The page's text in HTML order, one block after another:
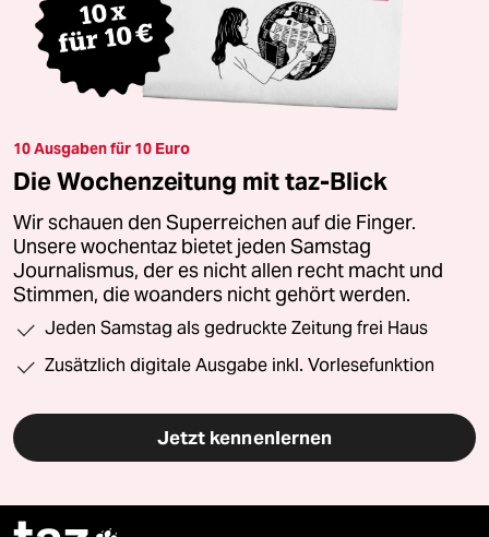
10 Ausgaben für 10 Euro
Die Wochenzeitung mit taz-Blick
Wir schauen den Superreichen auf die Finger.
Unsere wochentaz bietet jeden Samstag
Journalismus, der es nicht allen recht macht und
Stimmen, die woanders nicht gehört werden.
Jeden Samstag als gedruckte Zeitung frei Haus
Zusätzlich digitale Ausgabe inkl. Vorlesefunktion
Jetzt kennenlernen